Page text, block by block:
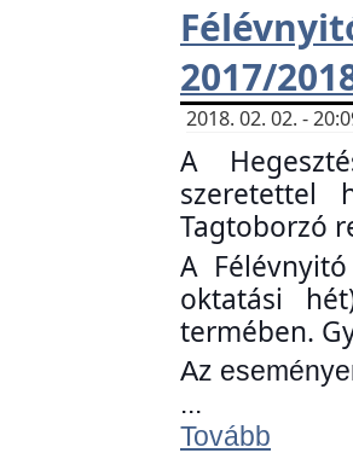
2017/
2018. 02. 02. -
A
szeretettel
Tagtoborzó
A
oktatási
termében.
Az
...
Tovább